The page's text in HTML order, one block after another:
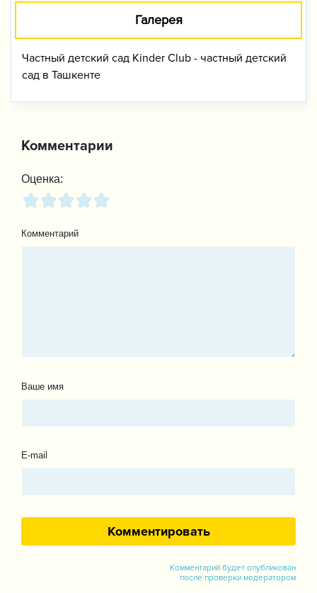
Галерея
Частный детский сад Kinder Club - частный детский
сад в Ташкенте
Комментарии
Оценка:
Комментарий
Ваше имя
E-mail
Комментарий будет опубликован
после проверки модератором